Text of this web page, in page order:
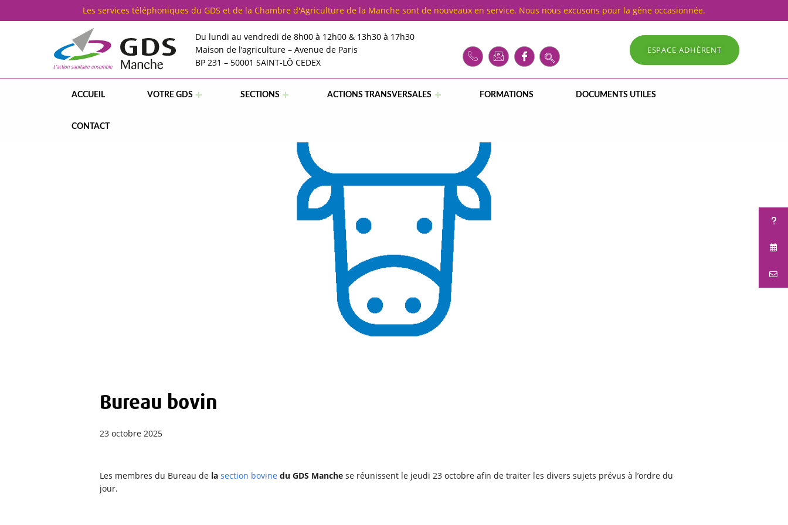
Les services téléphoniques du GDS et de la Chambre d'Agriculture de la Manche sont de nouveaux en service. Nous nous excusons pour la gène occasionnée.
G
ACCUEIL VOTRE GDS SECTIONS ACTIONS TRANSVERSALES FORMATIONS DOCUMENTS UTILES
CONTACT
Du lundi au vendredi de 8h00 à 12h00 & 13h30 à 17h30
Maison de l’agriculture – Avenue de Paris
BP 231 – 50001 SAINT-LÔ CEDEX
ESPACE ADHÉRENT
Bureau bovin
23 octobre 2025
Les membres du Bureau de lasection bovine du GDS Manchese réunissent le jeudi 23 octobre afin de traiter les divers sujets prévus à l’ordre du
jour.
Cookies management panel